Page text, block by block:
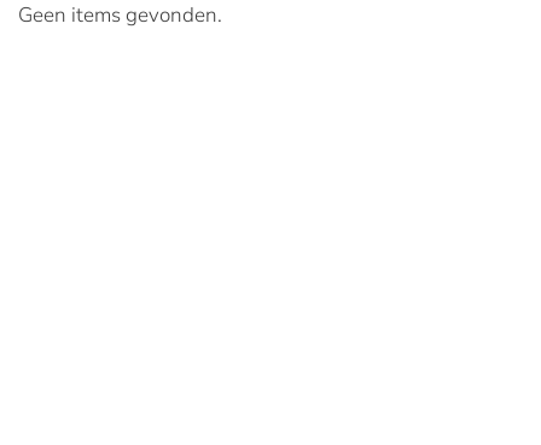
Geen items gevonden.